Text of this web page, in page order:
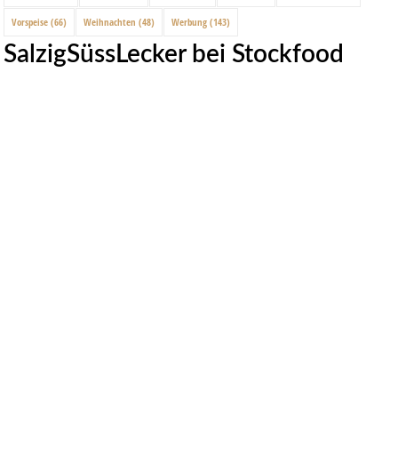
Vorspeise (66) Weihnachten (48) Werbung (143)
SalzigSüssLecker bei Stockfood